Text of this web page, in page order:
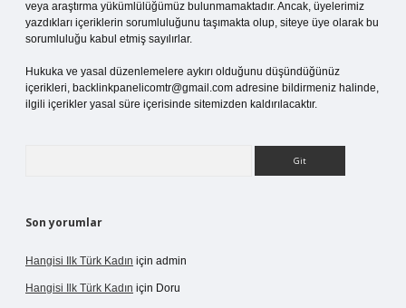
veya araştırma yükümlülüğümüz bulunmamaktadır. Ancak, üyelerimiz
yazdıkları içeriklerin sorumluluğunu taşımakta olup, siteye üye olarak bu
sorumluluğu kabul etmiş sayılırlar.
Hukuka ve yasal düzenlemelere aykırı olduğunu düşündüğünüz
içerikleri, backlinkpanelicomtr@gmail.com adresine bildirmeniz halinde,
ilgili içerikler yasal süre içerisinde sitemizden kaldırılacaktır.
Son yorumlar
Hangisi Ilk Türk Kadın için admin
Hangisi Ilk Türk Kadın için Doru